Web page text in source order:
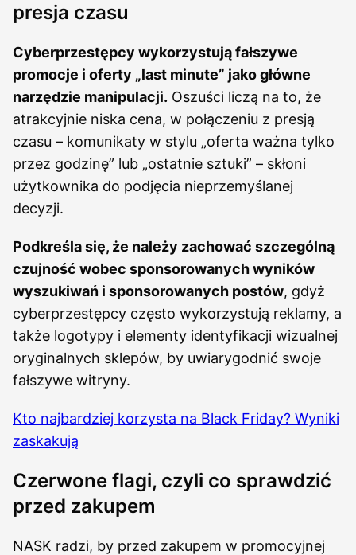
presja czasu
Cyberprzestępcy wykorzystują fałszywe
promocje i oferty „last minute” jako główne
narzędzie manipulacji. Oszuści liczą na to, że
atrakcyjnie niska cena, w połączeniu z presją
czasu – komunikaty w stylu „oferta ważna tylko
przez godzinę” lub „ostatnie sztuki” – skłoni
użytkownika do podjęcia nieprzemyślanej
decyzji.
Podkreśla się, że należy zachować szczególną
czujność wobec sponsorowanych wyników
wyszukiwań i sponsorowanych postów, gdyż
cyberprzestępcy często wykorzystują reklamy, a
także logotypy i elementy identyfikacji wizualnej
oryginalnych sklepów, by uwiarygodnić swoje
fałszywe witryny.
Kto najbardziej korzysta na Black Friday? Wyniki
zaskakują
Czerwone flagi, czyli co sprawdzić
przed zakupem
NASK radzi, by przed zakupem w promocyjnej